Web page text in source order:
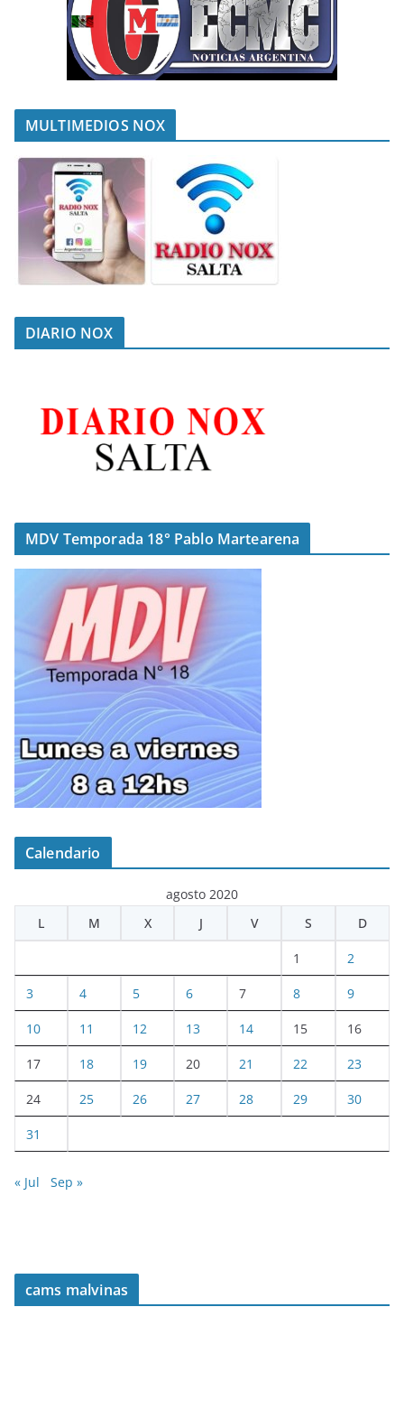
MULTIMEDIOS NOX
DIARIO NOX
MDV Temporada 18° Pablo Martearena
Calendario
agosto 2020
L
M X J V S D
1 2
3 4 5 6 7 8 9
10 11 12 13 14 15 16
17 18 19 20 21 22 23
24 25 26 27 28 29 30
31
« Jul Sep »
cams malvinas